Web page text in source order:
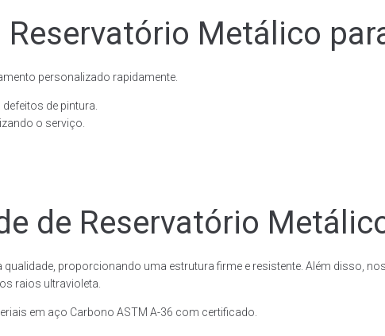
Metálico
personalizado rapidamente.
de pintura.
o serviço.
de Reservatório
proporcionando uma estrutura firme e resistente. Além disso,
raios ultravioleta.
em aço Carbono ASTM A-36 com certificado.